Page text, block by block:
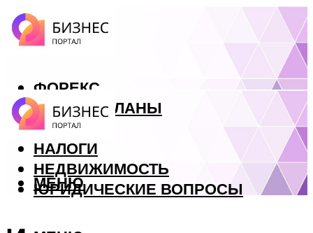
ФОРЕКС
БИЗНЕС ПЛАНЫ
КРЕДИТЫ
НАЛОГИ
НЕДВИЖИМОСТЬ
ЮРИДИЧЕСКИЕ ВОПРОСЫ
МЕНЮ